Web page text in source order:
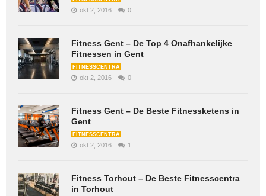
okt 2, 2016 0
Fitness Gent – De Top 4 Onafhankelijke
Fitnessen in Gent
FITNESSCENTRA
okt 2, 2016 0
Fitness Gent – De Beste Fitnessketens in
Gent
FITNESSCENTRA
okt 2, 2016 1
Fitness Torhout – De Beste Fitnesscentra
in Torhout